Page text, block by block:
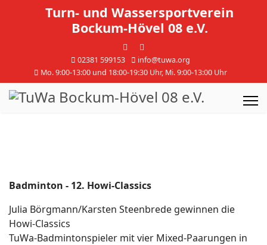
Turn- und Wassersportverein
Bockum-Hövel 08 e.V.
02381 599153
info@tuwa.org
Mo. 9:00-13:00 und 18:00-19:30 Uhr, Mi. 9:00-13:00 Uhr
Badminton - 12. Howi-Classics
Julia Börgmann/Karsten Steenbrede gewinnen die
Howi-Classics
TuWa-Badmintonspieler mit vier Mixed-Paarungen in